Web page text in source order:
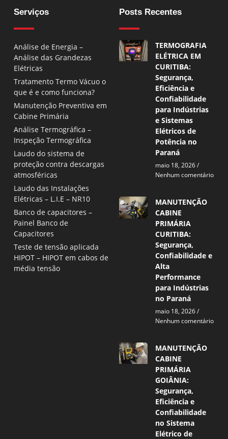
Serviços
Análise de Energia –
Análise das Grandezas
Elétricas
Tratamento Termo Vácuo o
que é e como funciona?
Manutenção Preventiva em
Cabine Primária
Análise Termográfica –
Inspeção Termográfica
Laudo do sistema de
proteção contra descargas
atmosféricas
Laudo das Instalações
Elétricas – L.I.E – NR10
Banco de capacitores –
Painel Banco de
Capacitores
Teste de tensão aplicada
HIPOT – HIPOT em cabos de
média tensão
Posts Recentes
TERMOGRAFIA
ELÉTRICA EM
CURITIBA:
Segurança,
Eficiência e
Confiabilidade
para Indústrias
e Sistemas
Elétricos de
Potência no
Paraná
maio 18, 2026
Nenhum comentário
MANUTENÇÃO
CABINE
PRIMÁRIA
CURITIBA:
Segurança,
Confiabilidade e
Alta
Performance
para Indústrias
no Paraná
maio 18, 2026
Nenhum comentário
MANUTENÇÃO
CABINE
PRIMÁRIA
GOIÂNIA:
Segurança,
Eficiência e
Confiabilidade
no Sistema
Elétrico de